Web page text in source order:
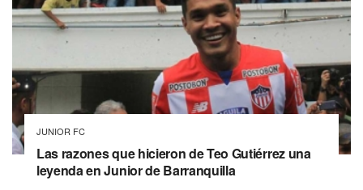
JUNIOR FC
Las razones que hicieron de Teo Gutiérrez una
leyenda en Junior de Barranquilla